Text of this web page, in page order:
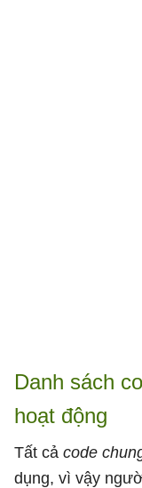
Danh sách
hoạt động
Tất cả code
dụng, vì vậy